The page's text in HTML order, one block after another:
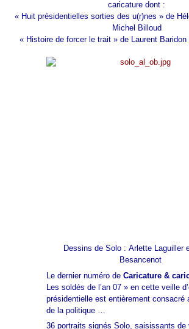
caricature dont :
« Huit présidentielles sorties des u(r)nes » de
Michel Billoud
« Histoire de forcer le trait » de Laurent
Dessins de Solo : Arlette Laguiller
Besancenot
Le dernier numéro de Caricature &
Les soldés de l’an 07 » en cette veille
présidentielle est entièrement consacré
de la politique …
36 portraits signés Solo, saisissants de